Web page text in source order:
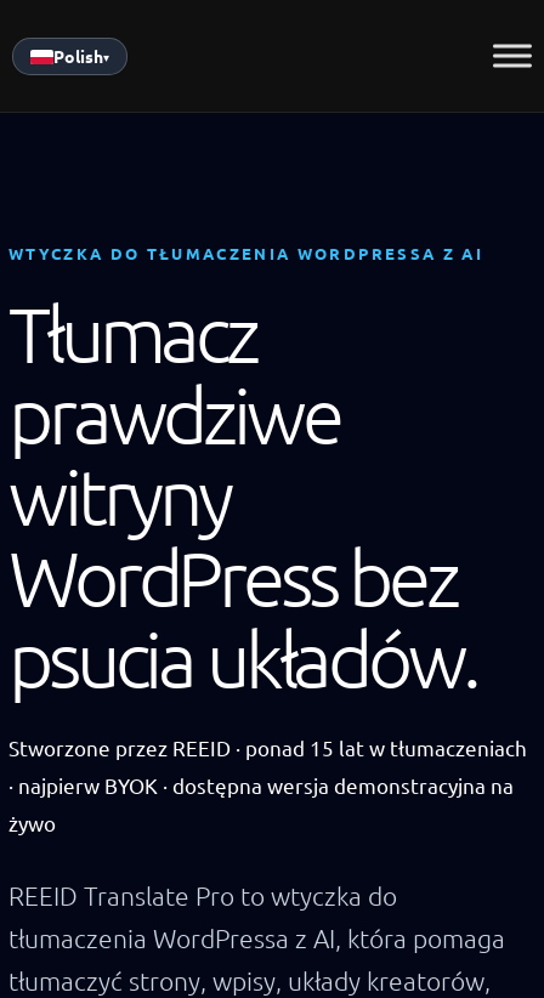
to
Polish▾
WTYCZKA DO TŁUMACZENIA WORDPRESSA Z AI
Tłumacz
prawdziwe
witryny
WordPress bez
psucia układów.
Stworzone przez REEID · ponad 15 lat w tłumaczeniach
· najpierw BYOK · dostępna wersja demonstracyjna na
żywo
REEID Translate Pro to wtyczka do
tłumaczenia WordPressa z AI, która pomaga
tłumaczyć strony, wpisy, układy kreatorów,